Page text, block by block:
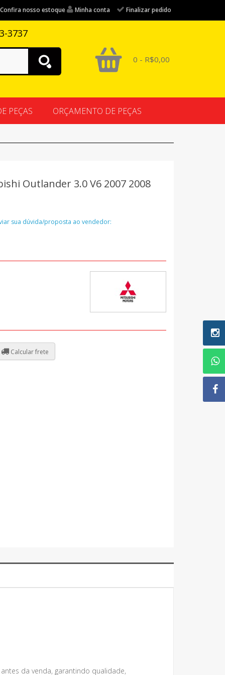
Confira nosso estoque Minha conta Finalizar pedido
3737
0 - R$0,00
PEÇAS ORÇAMENTO DE PEÇAS
Outlander 3.0 V6 2007 2008
sua dúvida/proposta ao vendedor:
Calcular frete
da venda, garantindo qualidade,